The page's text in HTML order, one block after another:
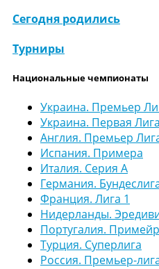
Сегодня родились
Турниры
Национальные чемпионаты
Украина. Премьер
Украина. Первая Лига
Англия. Премьер
Испания. Примера
Италия. Серия А
Германия.
Франция. Лига 1
Нидерланды.
Португалия.
Турция. Суперлига
Россия. Премьер-